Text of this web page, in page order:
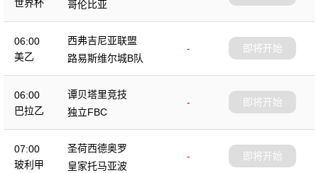
世界杯
哥伦比亚
06:00
美乙
西弗吉尼亚联盟
-
路易斯维尔城B队
即将开始
06:00
巴拉乙
谭贝塔里竞技
-
独立FBC
即将开始
07:00
玻利甲
圣荷西德奥罗
-
皇家托马亚波
即将开始